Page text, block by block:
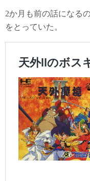
2か月も前の話になる
をとっていた。